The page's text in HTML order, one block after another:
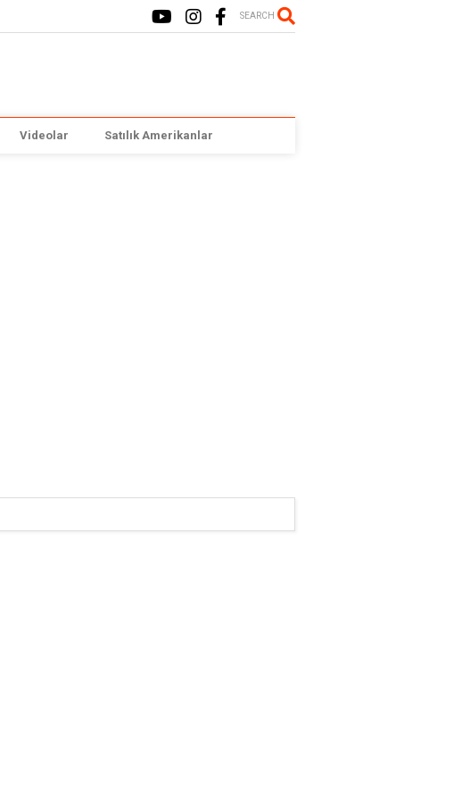
SEARCH
Videolar Satılık Amerikanlar